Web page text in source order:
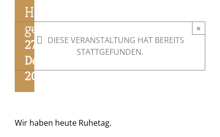
×
DIESE VERANSTALTUNG HAT BEREITS
STATTGEFUNDEN.
Heute
geschlossen
27.
Dezember
2025
Wir haben heute Ruhetag.